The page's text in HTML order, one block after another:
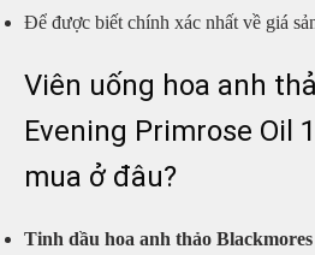
Để được biết chính xác nhất về giá
Viên uống hoa anh
Evening Primrose Oil
mua ở đâu?
Tinh dầu hoa anh thảo